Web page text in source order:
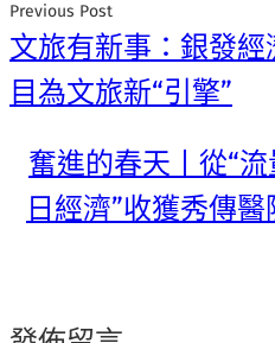
Previous Post
文旅有新事：銀發
目為文旅新“引擎”
奮進的春天丨從“流
日經濟”收獲秀傳